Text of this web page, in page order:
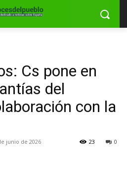
Cs pone en
del
con la
junio de 2026 0
23